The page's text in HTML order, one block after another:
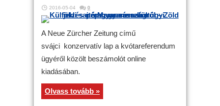
2016-05-04 0
A Neue Zürcher Zeitung című
svájci konzervatív lap a kvótareferendum
ügyéről közölt beszámolót online
kiadásában.
Olvass tovább »